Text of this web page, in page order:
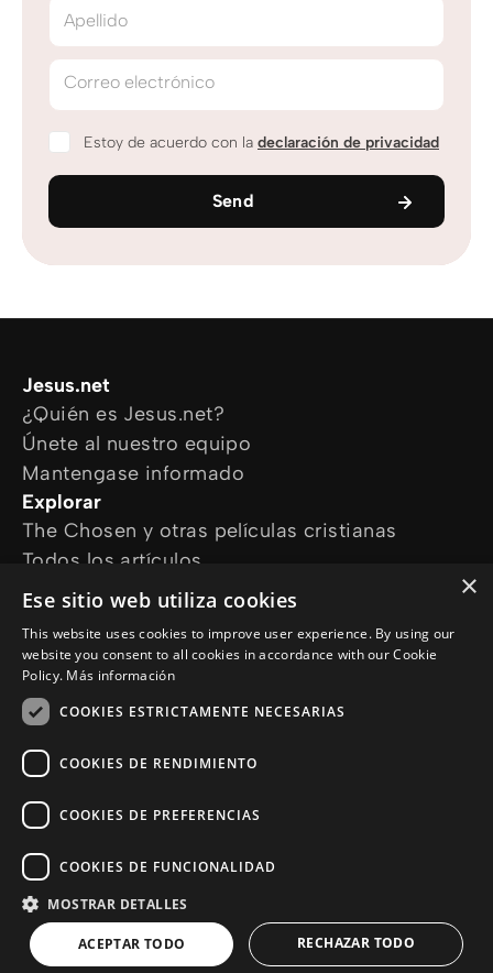
Apellido
Correo electrónico
Estoy de acuerdo con la declaración de privacidad
Send
Jesus.net
¿Quién es Jesus.net?
Únete al nuestro equipo
Mantengase informado
Explorar
The Chosen y otras películas cristianas
Todos los artículos
Cursos online
¿Cómo podemos ayudarte?
Devocional diario
Necesito oración
Síguenos en
© Copyright 2026 es.Jesus.net
Politica de Privacidad
Cookie Policya :sitio de enlaces
×
Ese sitio web utiliza cookies
This website uses cookies to improve user experience. By using our
website you consent to all cookies in accordance with our Cookie
Policy. Más información
COOKIES ESTRICTAMENTE NECESARIAS
COOKIES DE RENDIMIENTO
COOKIES DE PREFERENCIAS
COOKIES DE FUNCIONALIDAD
MOSTRAR DETALLES
ACEPTAR TODO RECHAZAR TODO